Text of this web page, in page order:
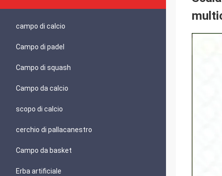
campo di calcio
Campo di padel
Campo di squash
Campo da calcio
scopo di calcio
cerchio di pallacanestro
Campo da basket
Erba artificiale